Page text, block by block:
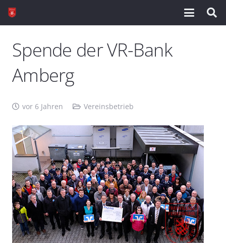
Spende der VR-Bank
Amberg
vor 6 Jahren Vereinsbetrieb